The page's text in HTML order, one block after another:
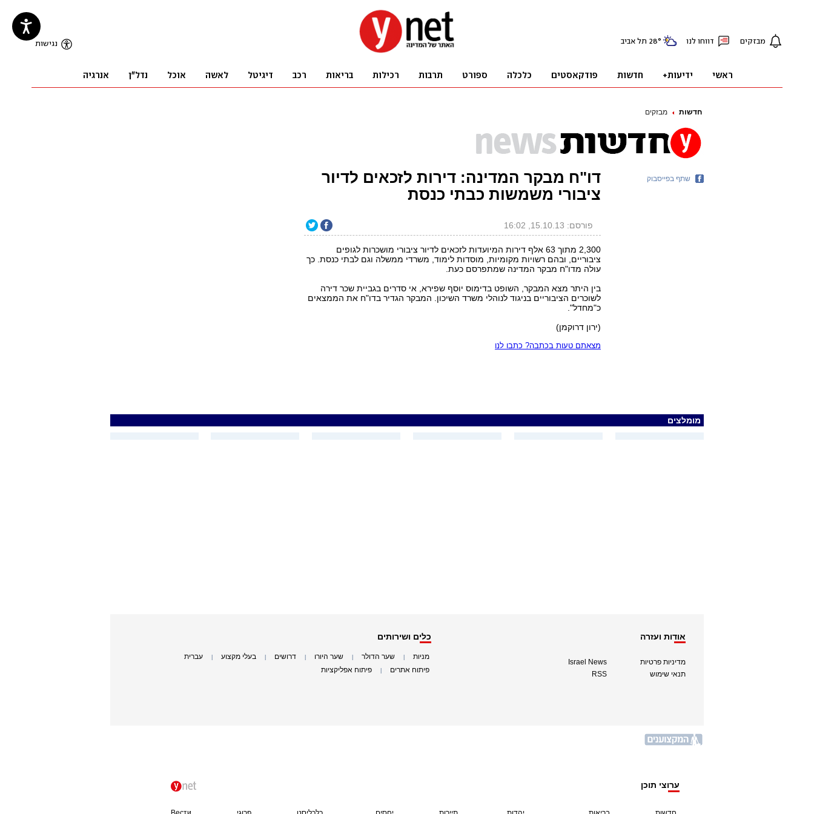
חדשות מבזקים
דו"ח מבקר המדינה: דירות לזכאים לדיור
ציבורי משמשות כבתי כנסת
פורסם: 15.10.13, 16:02
2,300 מתוך 63 אלף דירות המיועדות לזכאים לדיור ציבורי מושכרות לגופים
ציבוריים, ובהם רשויות מקומיות, מוסדות לימוד, משרדי ממשלה וגם לבתי כנסת. כך
עולה מדו"ח מבקר המדינה שמתפרסם כעת.
בין היתר מצא המבקר, השופט בדימוס יוסף שפירא, אי סדרים בגביית שכר דירה
לשוכרים הציבוריים בניגוד לנוהלי משרד השיכון. המבקר הגדיר בדו"ח את הממצאים
כ"מחדל".
(ירון דרוקמן)
מצאתם טעות בכתבה? כתבו לנו
שתף בפייסבוק
מומלצים
אודות ועזרה
מדיניות פרטיות
תנאי שימוש
Israel News
RSS
כלים ושירותים
מניות שער הדולר שער היורו דרושים בעלי מקצוע עברית
פיתוח אתרים פיתוח אפליקציות
ערוצי תוכן